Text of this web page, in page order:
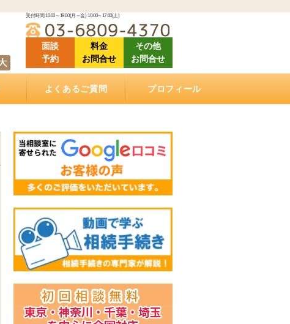
受付時間 10:00～19:00(月～金) 10:00～17:00(土)
面談
予約
料金
お問合せ
その他
お問合せ
よくあるご質問 プロフィール